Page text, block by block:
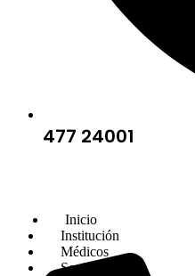
477 24001
Inicio
Institución
Médicos
Socios